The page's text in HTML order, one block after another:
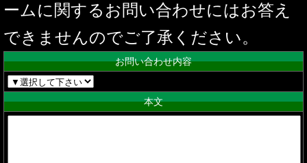
ームに関するお問い合わせにはお答え
できませんのでご了承ください。
お問い合わせ内容
本文